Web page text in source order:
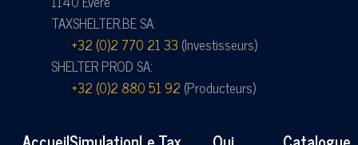
TAXSHELTER.BE SA:
+32 (0)2 770 21 33 (Investisseurs)
SHELTER PROD SA:
+32 (0)2 880 51 92 (Producteurs)